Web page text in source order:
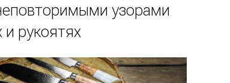
узорами
и рукоятях